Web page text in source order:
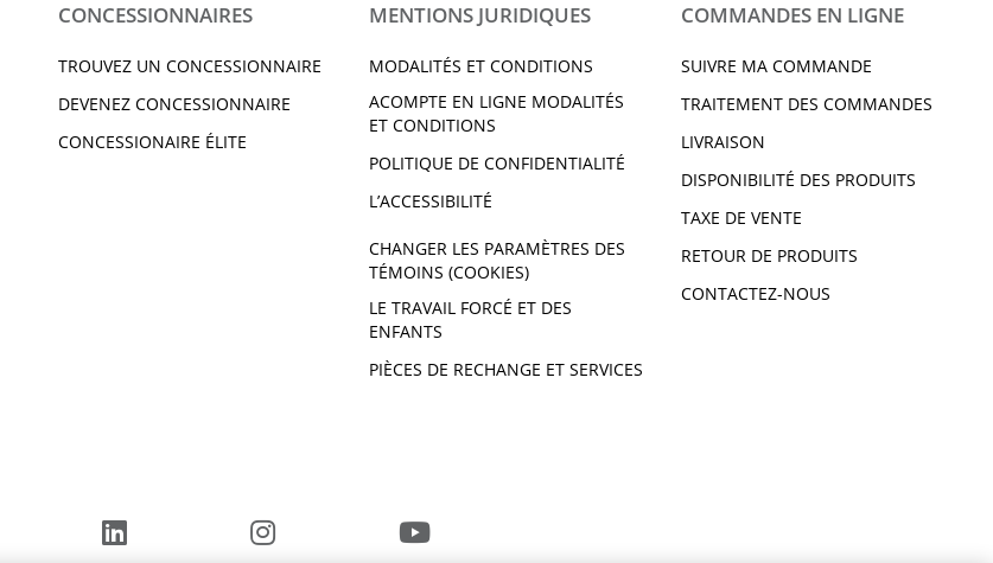
CONCESSIONNAIRES
TROUVEZ UN CONCESSIONNAIRE
DEVENEZ CONCESSIONNAIRE
CONCESSIONAIRE ÉLITE
MENTIONS JURIDIQUES
MODALITÉS ET CONDITIONS
ACOMPTE EN LIGNE MODALITÉS
ET CONDITIONS
POLITIQUE DE CONFIDENTIALITÉ
L’ACCESSIBILITÉ
CHANGER LES PARAMÈTRES DES
TÉMOINS (COOKIES)
LE TRAVAIL FORCÉ ET DES
ENFANTS
PIÈCES DE RECHANGE ET SERVICES
COMMANDES EN LIGNE
SUIVRE MA COMMANDE
TRAITEMENT DES COMMANDES
LIVRAISON
DISPONIBILITÉ DES PRODUITS
TAXE DE VENTE
RETOUR DE PRODUITS
CONTACTEZ-NOUS